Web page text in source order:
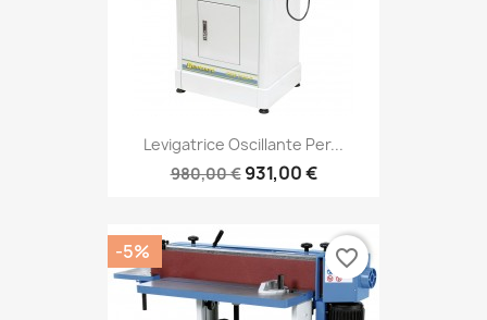
Levigatrice Oscillante Per...
980,00 € 931,00 €
-5% favorite_border